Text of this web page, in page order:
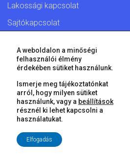
Lakossági kapcsolat
Sajtókapcsolat
© 2026 Győr Megyei Jogú Város
A weboldalon a minőségi
felhasználói élmény
érdekében sütiket használunk.
Ismerje meg tájékoztatónkat
arról, hogy milyen sütiket
használunk, vagy a beállítások
résznél ki lehet kapcsolni a
használatukat.
Elfogadás